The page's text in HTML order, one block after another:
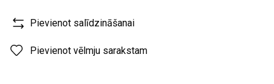
Pievienot salīdzināšanai
Pievienot vēlmju sarakstam